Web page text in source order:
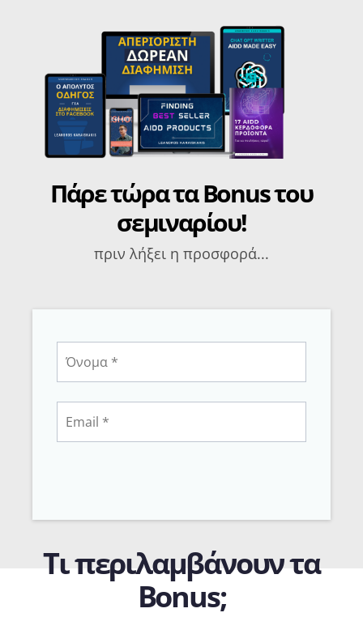
Πάρε τώρα τα Bonus του
σεμιναρίου!
πριν λήξει η προσφορά...
Τι περιλαμβάνουν τα
Bonus;